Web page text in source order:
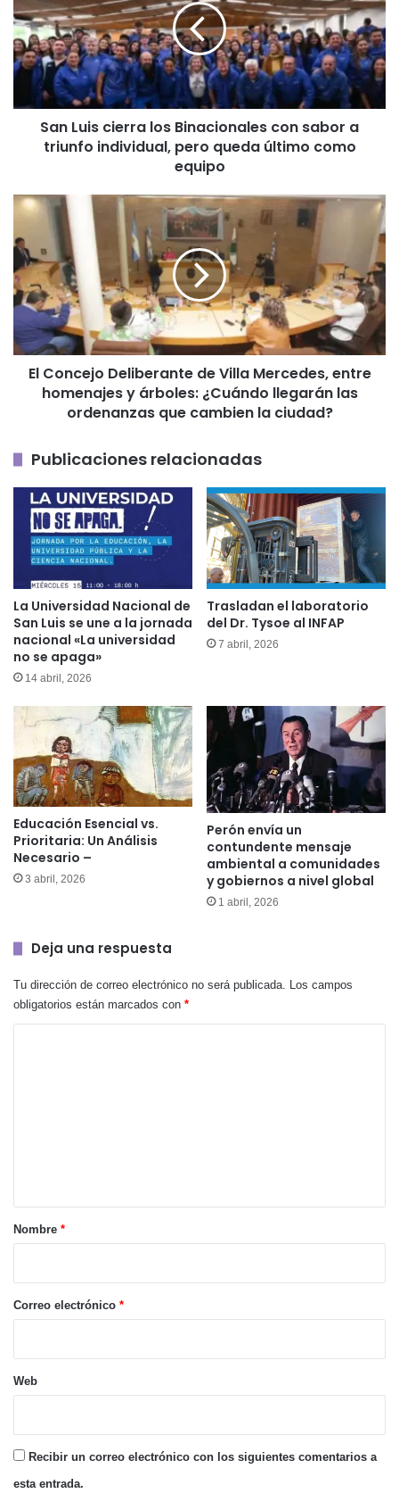
los
Binacionales
con
sabor
triunfo
individual,
como
equipo
San Luis cierra los Binacionales con sabor a
triunfo individual, pero queda último como
equipo
El
Deliberante
de
Villa
Mercedes,
entre
homenajes
y
árboles:
¿Cuándo
que
cambien
ciudad?
El Concejo Deliberante de Villa Mercedes, entre
homenajes y árboles: ¿Cuándo llegarán las
ordenanzas que cambien la ciudad?
Publicaciones relacionadas
La Universidad Nacional de
San Luis se une a la jornada
nacional «La universidad
no se apaga»
14 abril, 2026
Trasladan el laboratorio
del Dr. Tysoe al INFAP
7 abril, 2026
Educación Esencial vs.
Prioritaria: Un Análisis
Necesario –
3 abril, 2026
Perón envía un
contundente mensaje
ambiental a comunidades
y gobiernos a nivel global
1 abril, 2026
Deja una respuesta
Tu dirección de correo electrónico no será publicada. Los campos
obligatorios están marcados con *
r
*
Nombre *
Correo electrónico *
Web
Recibir un correo electrónico con los siguientes comentarios a
esta entrada.